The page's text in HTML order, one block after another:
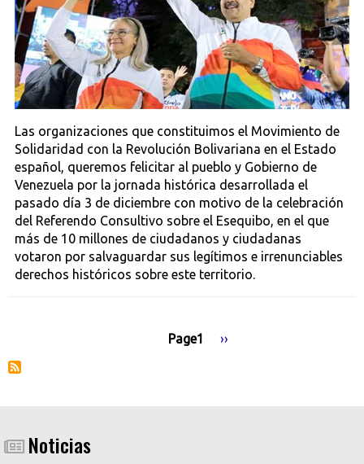
Las organizaciones que constituimos el Movimiento de
Solidaridad con la Revolución Bolivariana en el Estado
español, queremos felicitar al pueblo y Gobierno de
Venezuela por la jornada histórica desarrollada el
pasado día 3 de diciembre con motivo de la celebración
del Referendo Consultivo sobre el Esequibo, en el que
más de 10 millones de ciudadanos y ciudadanas
votaron por salvaguardar sus legítimos e irrenunciables
derechos históricos sobre este territorio.
Page1
Siguiente
››
Noticias